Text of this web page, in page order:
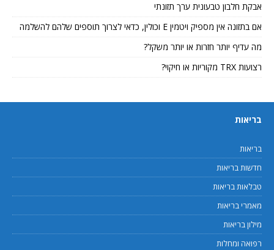
אבקת חלבון טבעונית ערך תזונתי
אם בתזונה אין מספיק ויטמין E וכולין, כדאי לצרוך תוספים שלהם להשלמה
מה עדיף יותר חזרות או יותר משקל?
רצועות TRX מקוריות או חיקוי?
בריאות
בריאות
חדשות בריאות
טבלאות בריאות
מאמרי בריאות
מילון בריאות
רפואה ומחלות